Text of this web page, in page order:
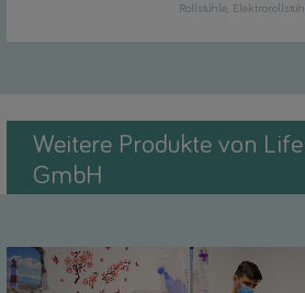
Rollstühle
Weitere Produkte von
GmbH